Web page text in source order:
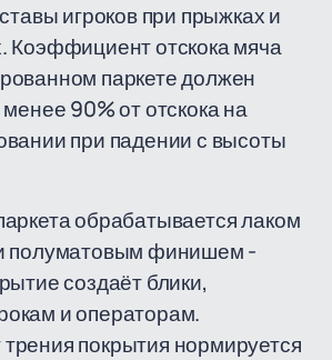
игроков при прыжках и
Коэффициент отскока мяча
паркете должен
90% от отскока на
при падении с высоты
обрабатывается лаком
полуматовым финишем -
создаёт блики,
и операторам.
покрытия нормируется